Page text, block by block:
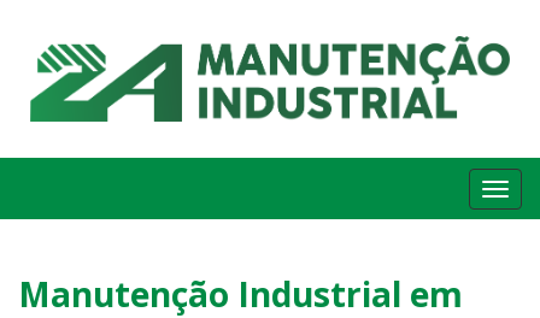
Manutenção Industrial em